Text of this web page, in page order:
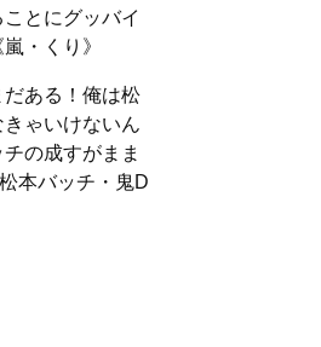
ことにグッバイ
・くり》
だある！俺は松
ゃいけないん
の成すがまま
本バッチ・鬼D